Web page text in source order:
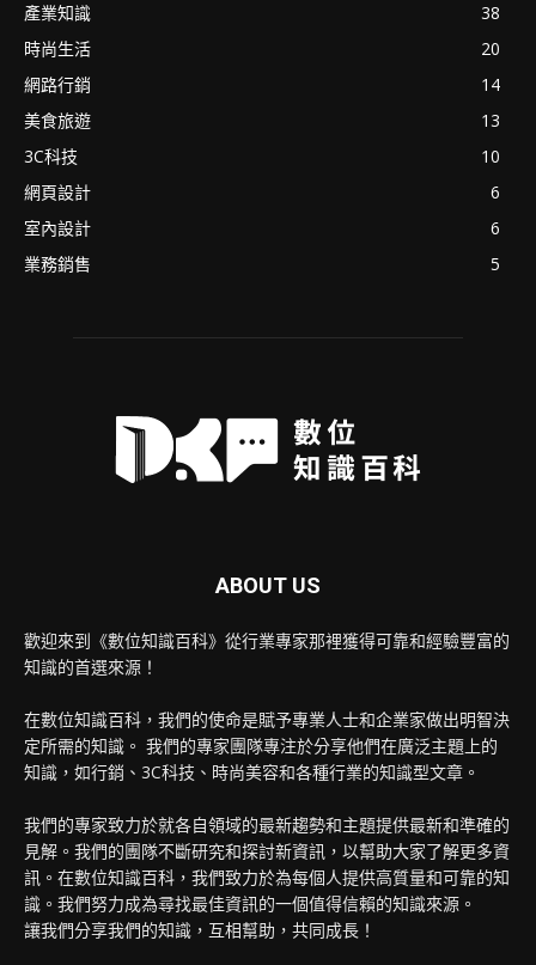
產業知識
38
時尚生活
20
網路行銷
14
美食旅遊
13
3C科技
10
網頁設計
6
室內設計
6
業務銷售
5
ABOUT US
歡迎來到《數位知識百科》從行業專家那裡獲得可靠和經驗豐富的
知識的首選來源！
在數位知識百科，我們的使命是賦予專業人士和企業家做出明智決
定所需的知識。 我們的專家團隊專注於分享他們在廣泛主題上的
知識，如行銷、3C科技、時尚美容和各種行業的知識型文章。
我們的專家致力於就各自領域的最新趨勢和主題提供最新和準確的
見解。我們的團隊不斷研究和探討新資訊，以幫助大家了解更多資
訊。在數位知識百科，我們致力於為每個人提供高質量和可靠的知
識。我們努力成為尋找最佳資訊的一個值得信賴的知識來源。
讓我們分享我們的知識，互相幫助，共同成長！